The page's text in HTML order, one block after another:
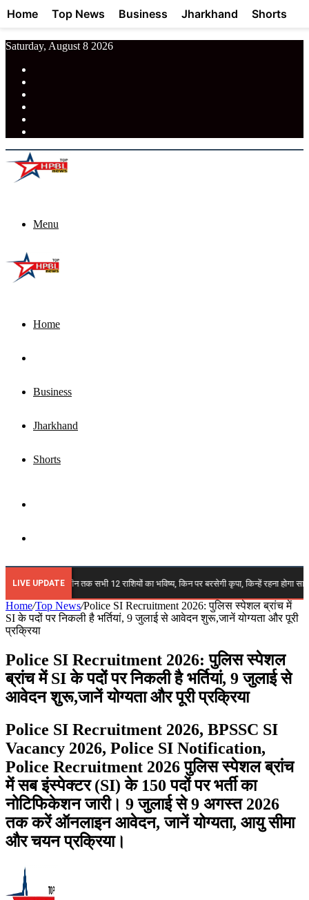
Saturday, August 8 2026
Menu
Home
Business
Jharkhand
Shorts
for
LIVE UPDATE
जानें मेष से मीन तक सभी 12 राशियों का भविष्य, किन पर बरसेगी कृपा, किन्हें रहना होगा सावधान
Home/Top News/Police SI Recruitment 2026: पुलिस स्पेशल ब्रांच में
SI के पदों पर निकली है भर्तियां, 9 जुलाई से आवेदन शुरू,जानें योग्यता और पूरी
प्रक्रिया
Police SI Recruitment 2026: पुलिस स्पेशल
ब्रांच में SI के पदों पर निकली है भर्तियां, 9 जुलाई से
आवेदन शुरू,जानें योग्यता और पूरी प्रक्रिया
Police SI Recruitment 2026, BPSSC SI
Vacancy 2026, Police SI Notification,
Police Recruitment 2026 पुलिस स्पेशल ब्रांच
में सब इंस्पेक्टर (SI) के 150 पदों पर भर्ती का
नोटिफिकेशन जारी। 9 जुलाई से 9 अगस्त 2026
तक करें ऑनलाइन आवेदन, जानें योग्यता, आयु सीमा
और चयन प्रक्रिया।
Home Top News Business Jharkhand Shorts